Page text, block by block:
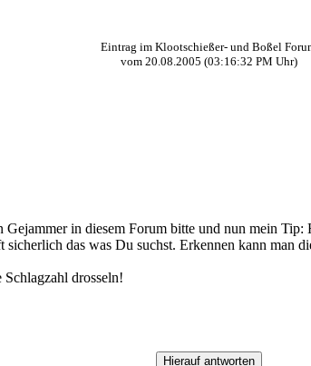
Eintrag im Klootschießer- und Boßel
vom 20.08.2005 (03:16:32 PM Uhr)
in diesem Forum bitte und nun mein
das was Du suchst. Erkennen kann man
drosseln!